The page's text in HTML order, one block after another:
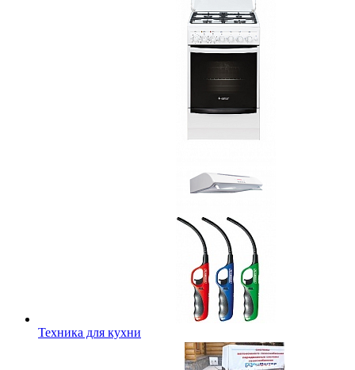
Техника для кухни